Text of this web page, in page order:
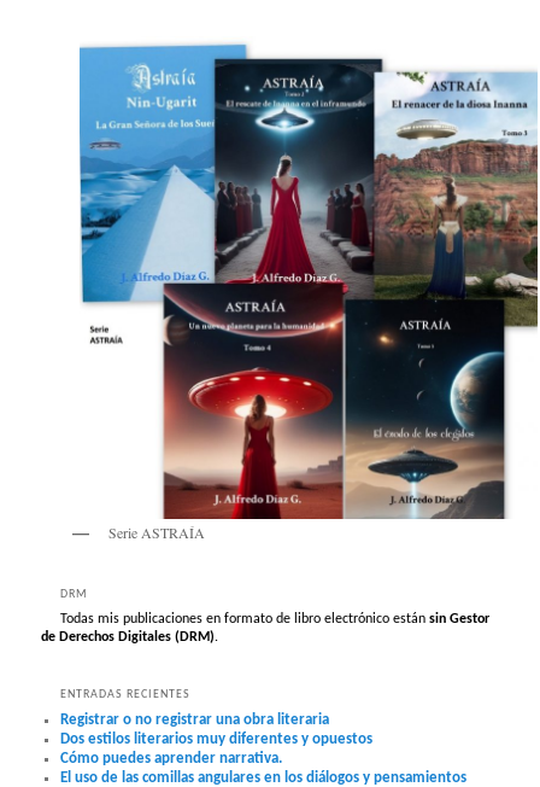
Serie ASTRAÍA
DRM
Todas mis publicaciones en formato de libro electrónico estánsin Gestor
de Derechos Digitales (DRM).
ENTRADAS RECIENTES
Registrar o no registrar una obra literaria
Dos estilos literarios muy diferentes y opuestos
Cómo puedes aprender narrativa.
El uso de las comillas angulares en los diálogos y pensamientos